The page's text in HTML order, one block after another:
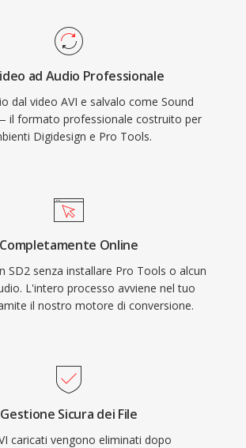
ad Audio Professionale
dal video AVI e salvalo come Sound
il formato professionale costruito per
Digidesign e Pro Tools.
Completamente Online
SD2 senza installare Pro Tools o alcun
L'intero processo avviene nel tuo
il nostro motore di conversione.
Gestione Sicura dei File
caricati vengono eliminati dopo